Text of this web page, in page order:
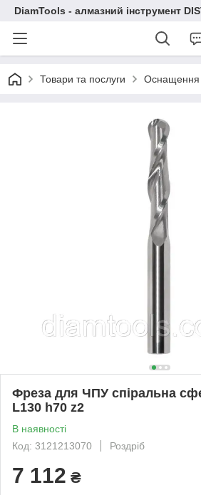
DiamTools - алмазний інструмент
Товари та послуги Оснащення
Фреза для ЧПУ спіральна
L130 h70 z2
В наявності
Код: 3121213070
Роздріб
7 112 ₴